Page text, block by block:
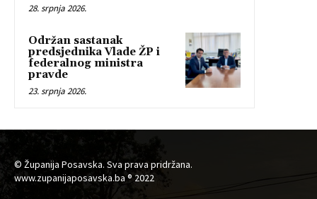
28. srpnja 2026.
Održan sastanak
predsjednika Vlade ŽP i
federalnog ministra
pravde
23. srpnja 2026.
© Županija Posavska. Sva prava pridržana.
www.zupanijaposavska.ba ® 2022